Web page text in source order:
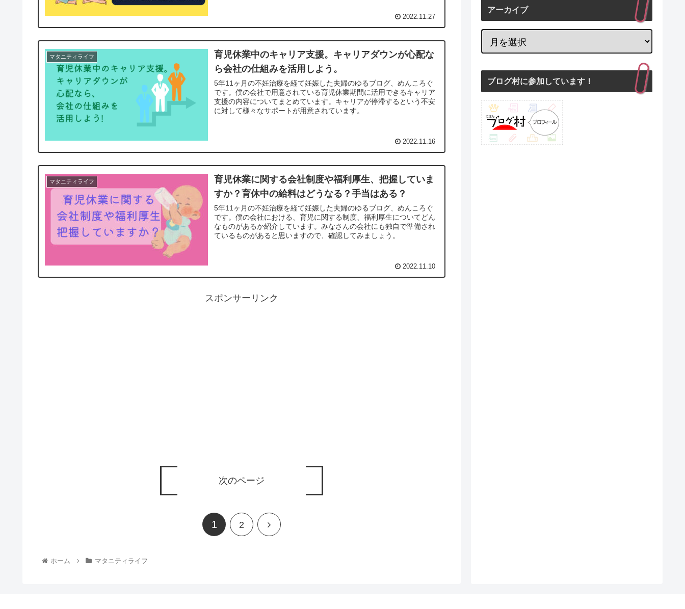
2022.11.27
マタニティライフ
育児休業中のキャリア支援。キャリアダウンが心配な
ら会社の仕組みを活用しよう。
5年11ヶ月の不妊治療を経て妊娠した夫婦のゆるブログ、めんころぐ
です。僕の会社で用意されている育児休業期間に活用できるキャリア
支援の内容についてまとめています。キャリアが停滞するという不安
に対して様々なサポートが用意されています。
2022.11.16
マタニティライフ
育児休業に関する会社制度や福利厚生、把握していま
すか？育休中の給料はどうなる？手当はある？
5年11ヶ月の不妊治療を経て妊娠した夫婦のゆるブログ、めんころぐ
です。僕の会社における、育児に関する制度、福利厚生についてどん
なものがあるか紹介しています。みなさんの会社にも独自で準備され
ているものがあると思いますので、確認してみましょう。
2022.11.10
スポンサーリンク
次のページ
1 2
ホーム マタニティライフ
アーカイブ
ブログ村に参加しています！